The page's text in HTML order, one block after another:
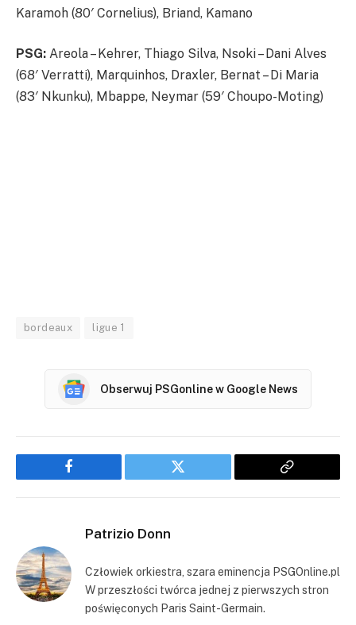
Karamoh (80′ Cornelius), Briand, Kamano
PSG: Areola – Kehrer, Thiago Silva, Nsoki – Dani Alves
(68′ Verratti), Marquinhos, Draxler, Bernat – Di Maria
(83′ Nkunku), Mbappe, Neymar (59′ Choupo-Moting)
bordeaux ligue 1
Obserwuj PSGonline w Google News
Facebook Twitter
Copy
Patrizio Donn
Człowiek orkiestra, szara eminencja PSGOnline.pl
W przeszłości twórca jednej z pierwszych stron
poświęconych Paris Saint-Germain.